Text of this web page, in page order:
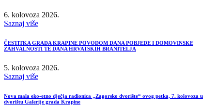
6. kolovoza 2026.
Saznaj više
ČESTITKA GRADA KRAPINE POVODOM DANA POBJEDE I DOMOVINSKE
ZAHVALNOSTI TE DANA HRVATSKIH BRANITELJA
5. kolovoza 2026.
Saznaj više
Nova mala eko-etno dječja radionica „Zagorsko dvorište“ ovog petka, 7. kolovoza u
dvorištu Galerije grada Krapine